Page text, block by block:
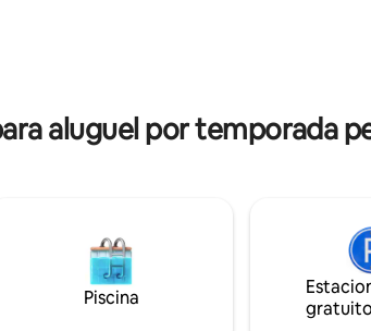
aluguel por temporada
Piscina